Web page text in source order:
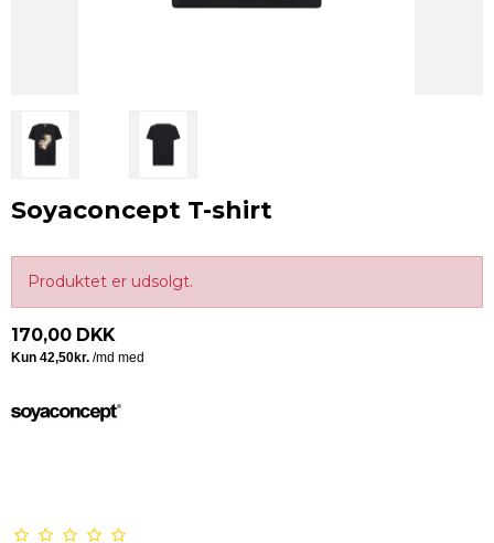
Soyaconcept T-shirt
Produktet er udsolgt.
170,00 DKK